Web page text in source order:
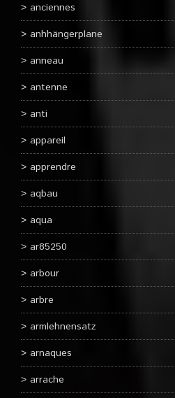
anciennes
anhhängerplane
anneau
antenne
anti
appareil
apprendre
aqbau
aqua
ar85250
arbour
arbre
armlehnensatz
arnaques
arrache